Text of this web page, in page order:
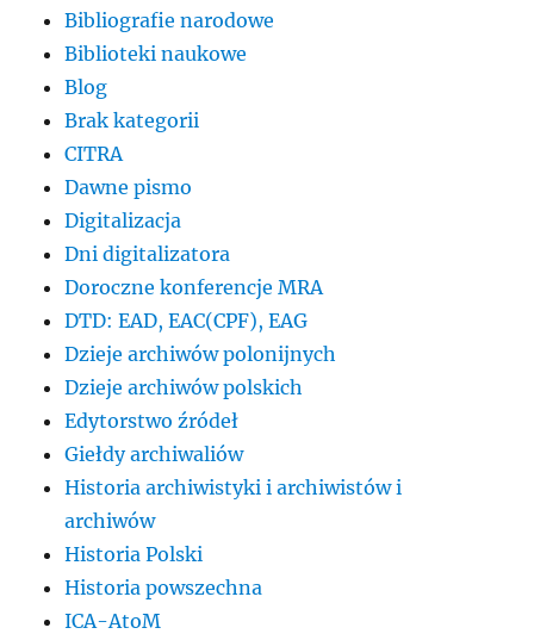
Bibliografie narodowe
Biblioteki naukowe
Blog
Brak kategorii
CITRA
Dawne pismo
Digitalizacja
Dni digitalizatora
Doroczne konferencje MRA
DTD: EAD, EAC(CPF), EAG
Dzieje archiwów polonijnych
Dzieje archiwów polskich
Edytorstwo źródeł
Giełdy archiwaliów
Historia archiwistyki i archiwistów i
archiwów
Historia Polski
Historia powszechna
ICA-AtoM